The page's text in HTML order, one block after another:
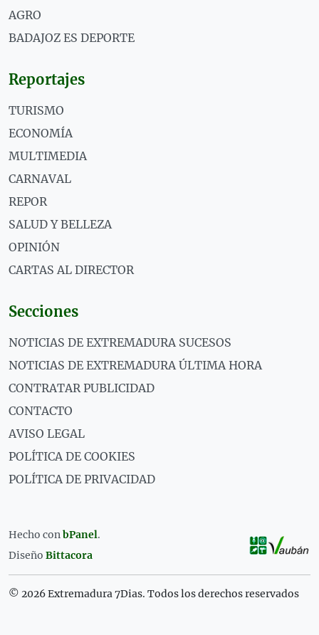
AGRO
BADAJOZ ES DEPORTE
Reportajes
TURISMO
ECONOMÍA
MULTIMEDIA
CARNAVAL
REPOR
SALUD Y BELLEZA
OPINIÓN
CARTAS AL DIRECTOR
Secciones
NOTICIAS DE EXTREMADURA SUCESOS
NOTICIAS DE EXTREMADURA ÚLTIMA HORA
CONTRATAR PUBLICIDAD
CONTACTO
AVISO LEGAL
POLÍTICA DE COOKIES
POLÍTICA DE PRIVACIDAD
Hecho conbPanel.
Diseño Bittacora
© 2026 Extremadura 7Dias. Todos los derechos reservados